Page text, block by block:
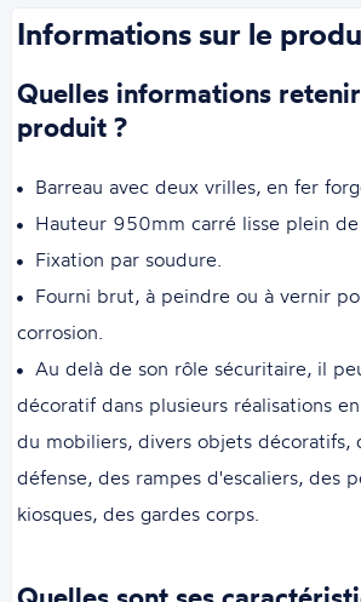
Informations sur le
Quelles informations
produit ?
Barreau avec deux vrilles, en fer
Hauteur 950mm carré lisse plein de
Fixation par soudure.
Fourni brut, à peindre ou à vernir
corrosion.
Au delà de son rôle sécuritaire, il
décoratif dans plusieurs réalisations
du mobiliers, divers objets décoratifs,
défense, des rampes d'escaliers, des
kiosques, des gardes corps.